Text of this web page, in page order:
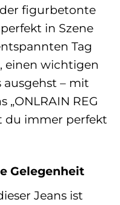
figurbetonte
in Szene
Tag
einen wichtigen
ausgehst – mit
„ONLRAIN REG
du immer perfekt
Gelegenheit
Jeans ist